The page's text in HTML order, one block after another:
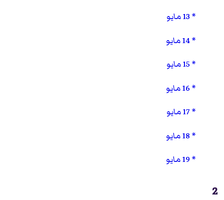
13 مايو
14 مايو
15 مايو
16 مايو
17 مايو
18 مايو
19 مايو
2